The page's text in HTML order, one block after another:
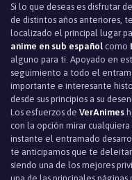
Si lo que deseas es disfrutar
de distintos años anteriores,
localizado el principal lugar
anime en sub español como
alguno para ti. Apoyado en
seguimiento a todo el
importante e interesante
desde sus principios a su
Los esfuerzos de VerAnimes
con la opción mirar
instante el entramado
te anticipamos que te
siendo una de los mejores